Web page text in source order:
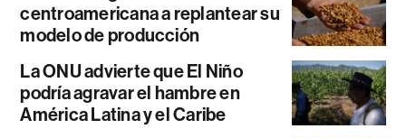
centroamericana a replantear su
modelo de producción
La ONU advierte que El Niño
podría agravar el hambre en
América Latina y el Caribe